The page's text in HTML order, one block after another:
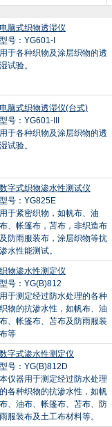
电脑式织物透湿仪
型号：YG601-I
用于各种织物及涂层织物的透
湿试验。
电脑式织物透湿仪(台式)
型号：YG601-III
用于各种织物及涂层织物的透
湿试验。
数字式织物渗水性测试仪
型号：YG825E
用于紧密织物，如帆布、油
布、帐篷布，苫布，非织造布
及防雨服装布，涂层织物等抗
渗水性能测试。
织物渗水性测定仪
型号：YG(B)812
用于测定经过防水处理的各种
织物的抗渗水性，如帆布、油
布、帐篷布、苫布及防雨服装
布等
数字式渗水性测定仪
型号：YG(B)812D
本仪器用于测定经过防水处理
的各种织物的抗渗水性，如帆
布、油布、帐篷布、苫布、防
雨服装布及土工布材料等。